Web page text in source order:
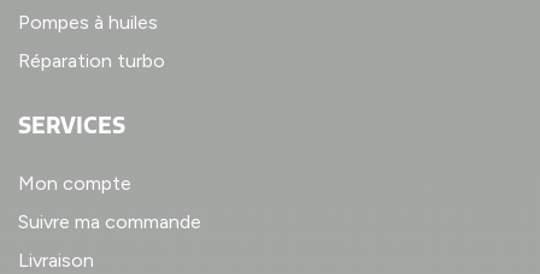
Pompes à huiles
Réparation turbo
SERVICES
Mon compte
Suivre ma commande
Livraison